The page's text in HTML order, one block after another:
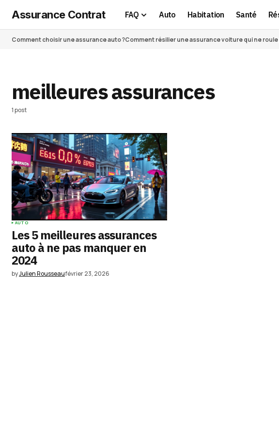
Assurance Contrat FAQ Auto Habitation Santé
Comment choisir une assurance auto ?Comment résilier une assurance voiture qui ne roule
meilleures assurances
1 post
AUTO
Les 5 meilleures assurances
auto à ne pas manquer en
2024
byJulien Rousseaufévrier 23, 2026